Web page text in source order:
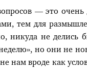
— это
тем для
никуда не делись
но они не
нам вроде как